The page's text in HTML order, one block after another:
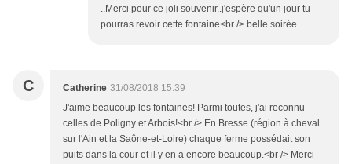
..Merci pour ce joli souvenir..j'espère qu'un jour tu
pourras revoir cette fontaine<br /> belle soirée
C Catherine 31/08/2018 15:39
J'aime beaucoup les fontaines! Parmi toutes, j'ai reconnu
celles de Poligny et Arbois!<br /> En Bresse (région à cheval
sur l'Ain et la Saône-et-Loire) chaque ferme possédait son
puits dans la cour et il y en a encore beaucoup.<br /> Merci